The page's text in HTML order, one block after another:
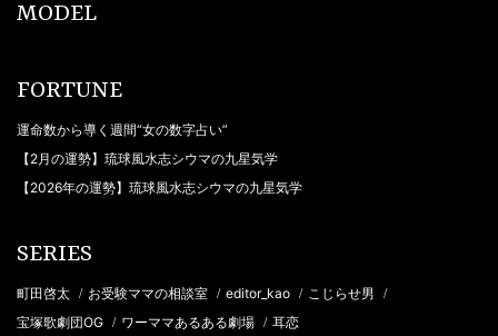
MODEL
FORTUNE
運命数から導く週間“女の数字占い”
【2月の運勢】琉球風水志シウマの九星気学
【2026年の運勢】琉球風水志シウマの九星気学
SERIES
町田啓太 / お受験ママの相談室 / editor_kao / こじらせ男 /
宝塚歌劇団OG / ワーママあるある劇場 / 耳恋